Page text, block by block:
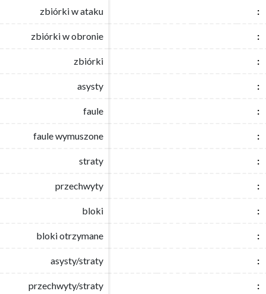
zbiórki w ataku :
zbiórki w obronie :
zbiórki :
asysty :
faule :
faule wymuszone :
straty :
przechwyty :
bloki :
bloki otrzymane :
asysty/straty :
przechwyty/straty :
zbiórki w ataku :
zbiórki w obronie :
zbiórki :
asysty :
faule :
faule wymuszone :
straty :
przechwyty :
bloki :
bloki otrzymane :
asysty/straty :
przechwyty/straty :